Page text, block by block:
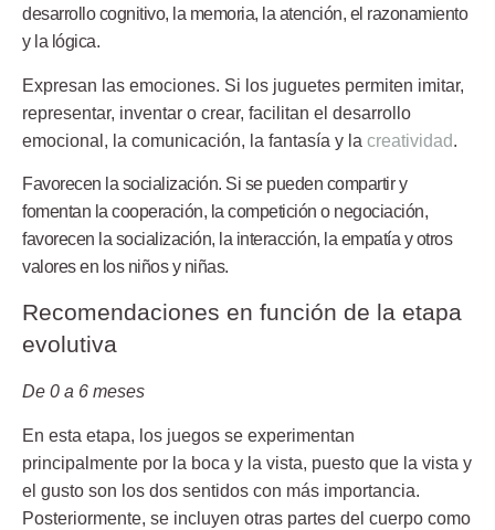
desarrollo cognitivo, la memoria, la atención, el razonamiento
y la lógica.
Expresan las emociones. Si los juguetes permiten imitar,
representar, inventar o crear, facilitan el desarrollo
emocional, la comunicación, la fantasía y la creatividad.
Favorecen la socialización. Si se pueden compartir y
fomentan la cooperación, la competición o negociación,
favorecen la socialización, la interacción, la empatía y otros
valores en los niños y niñas.
Recomendaciones en función de la etapa
evolutiva
De 0 a 6 meses
En esta etapa, los juegos se experimentan
principalmente por la boca y la vista, puesto que la vista y
el gusto son los dos sentidos con más importancia.
Posteriormente, se incluyen otras partes del cuerpo como